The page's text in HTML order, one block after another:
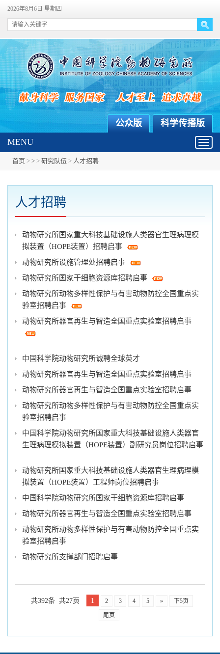
2026年8月6日 星期四
科学传播版
公众版
MENU
首页 > > > 研究队伍 > 人才招聘
人才招聘
动物研究所国家重大科技基础设施人类器官生理病理模
拟装置（HOPE装置）招聘启事
动物研究所设施管理处招聘启事
动物研究所国家干细胞资源库招聘启事
动物研究所动物多样性保护与有害动物防控全国重点实
验室招聘启事
动物研究所器官再生与智造全国重点实验室招聘启事
中国科学院动物研究所诚聘全球英才
动物研究所器官再生与智造全国重点实验室招聘启事
动物研究所器官再生与智造全国重点实验室招聘启事
动物研究所动物多样性保护与有害动物防控全国重点实
验室招聘启事
中国科学院动物研究所国家重大科技基础设施人类器官
生理病理模拟装置（HOPE装置）副研究员岗位招聘启事
动物研究所国家重大科技基础设施人类器官生理病理模
拟装置（HOPE装置）工程师岗位招聘启事
中国科学院动物研究所国家干细胞资源库招聘启事
动物研究所器官再生与智造全国重点实验室招聘启事
动物研究所动物多样性保护与有害动物防控全国重点实
验室招聘启事
动物研究所支撑部门招聘启事
共392条 共27页 1 2 3 4 5 » 下5页
尾页